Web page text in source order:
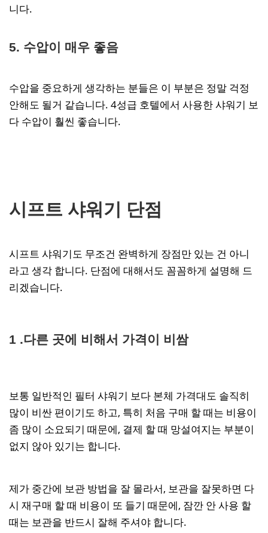
니다.
5. 수압이 매우 좋음
수압을 중요하게 생각하는 분들은 이 부분은 정말 걱정
안해도 될거 같습니다. 4성급 호텔에서 사용한 샤워기 보
다 수압이 훨씬 좋습니다.
시프트 샤워기 단점
시프트 샤워기도 무조건 완벽하게 장점만 있는 건 아니
라고 생각 합니다. 단점에 대해서도 꼼꼼하게 설명해 드
리겠습니다.
1 .다른 곳에 비해서 가격이 비쌈
보통 일반적인 필터 샤워기 보다 본체 가격대도 솔직히
많이 비싼 편이기도 하고, 특히 처음 구매 할 때는 비용이
좀 많이 소요되기 때문에, 결제 할 때 망설여지는 부분이
없지 않아 있기는 합니다.
제가 중간에 보관 방법을 잘 몰라서, 보관을 잘못하면 다
시 재구매 할 때 비용이 또 들기 때문에, 잠깐 안 사용 할
때는 보관을 반드시 잘해 주셔야 합니다.